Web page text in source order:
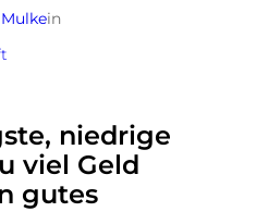
in
niedrige
viel Geld
gutes